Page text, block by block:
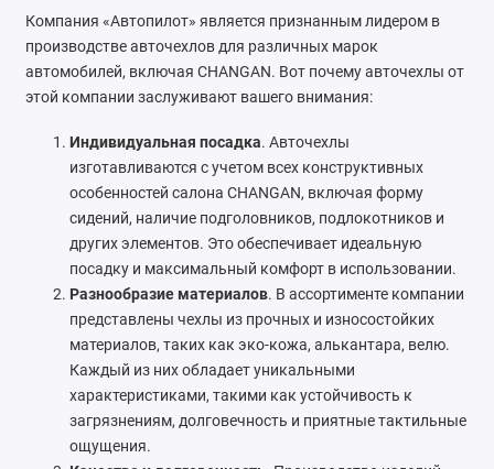
Kaiyi
KIA
LADA
Land Rover
Lexus
Lifan
Mazda
Mercedes-Benz
Mini
Компания «Автопилот» является признанным лидером в
производстве авточехлов для различных марок
автомобилей, включая CHANGAN. Вот почему авточехлы от
этой компании заслуживают вашего внимания:
Индивидуальная посадка. Авточехлы
изготавливаются с учетом всех конструктивных
особенностей салона CHANGAN, включая форму
сидений, наличие подголовников, подлокотников и
других элементов. Это обеспечивает идеальную
посадку и максимальный комфорт в использовании.
Разнообразие материалов. В ассортименте компании
представлены чехлы из прочных и износостойких
материалов, таких как эко-кожа, алькантара, велю.
Каждый из них обладает уникальными
характеристиками, такими как устойчивость к
загрязнениям, долговечность и приятные тактильные
ощущения.